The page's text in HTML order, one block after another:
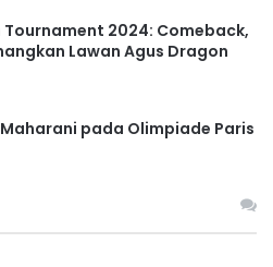
Tournament 2024: Comeback,
Lawan Agus Dragon
pada Olimpiade Paris